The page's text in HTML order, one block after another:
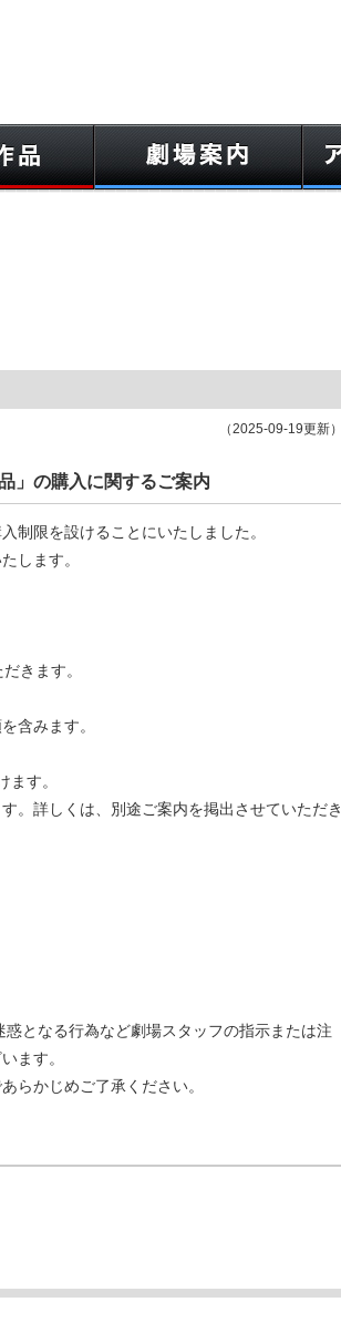
（2025-09-19更新）
」の購入に関するご案内
制限を設けることにいたしました。
します。
きます。
含みます。
ます。
。詳しくは、別途ご案内を掲出させていただき
となる行為など劇場スタッフの指示または注
ます。
らかじめご了承ください。